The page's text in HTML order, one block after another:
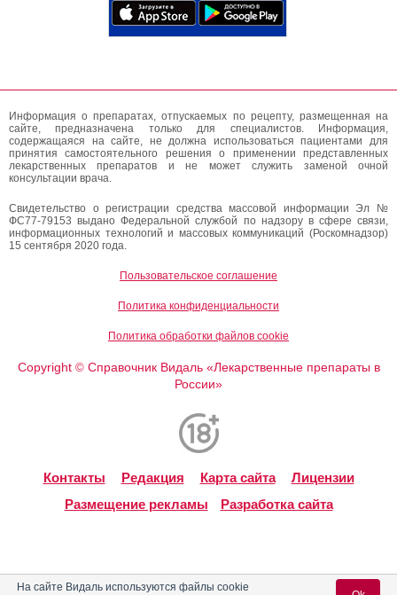
Информация о препаратах, отпускаемых по рецепту, размещенная на
сайте, предназначена только для специалистов. Информация,
содержащаяся на сайте, не должна использоваться пациентами для
принятия самостоятельного решения о применении представленных
лекарственных препаратов и не может служить заменой очной
консультации врача.
Свидетельство о регистрации средства массовой информации Эл №
ФС77-79153 выдано Федеральной службой по надзору в сфере связи,
информационных технологий и массовых коммуникаций (Роскомнадзор)
15 сентября 2020 года.
Пользовательское соглашение
Политика конфиденциальности
Политика обработки файлов cookie
Copyright ©Справочник Видаль «Лекарственные препараты в
России»
Контакты Редакция Карта сайта
Лицензии
Размещение рекламы
Разработка сайта
На сайте Видаль используются файлы cookie